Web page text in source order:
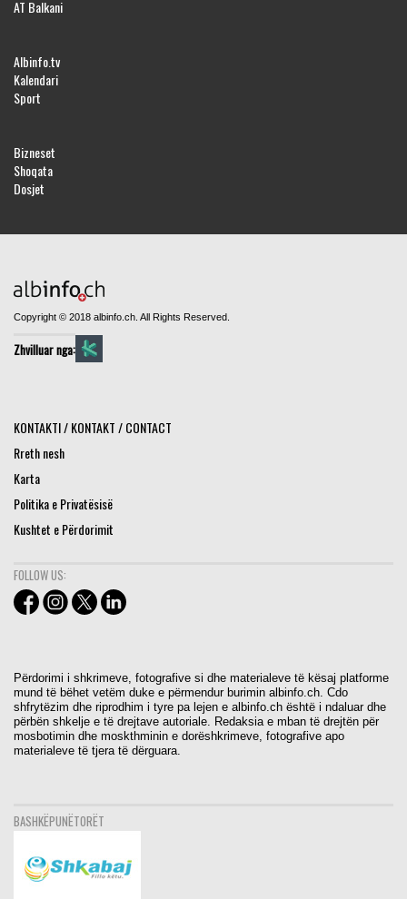
AT Balkani
Albinfo.tv
Kalendari
Sport
Bizneset
Shoqata
Dosjet
Copyright © 2018 albinfo.ch. All Rights Reserved.
Zhvilluar nga:
KONTAKTI / KONTAKT / CONTACT
Rreth nesh
Karta
Politika e Privatësisë
Kushtet e Përdorimit
FOLLOW US:
Përdorimi i shkrimeve, fotografive si dhe materialeve të kësaj platforme
mund të bëhet vetëm duke e përmendur burimin albinfo.ch. Cdo
shfrytëzim dhe riprodhim i tyre pa lejen e albinfo.ch është i ndaluar dhe
përbën shkelje e të drejtave autoriale. Redaksia e mban të drejtën për
mosbotimin dhe moskthminin e dorëshkrimeve, fotografive apo
materialeve të tjera të dërguara.
BASHKËPUNËTORËT